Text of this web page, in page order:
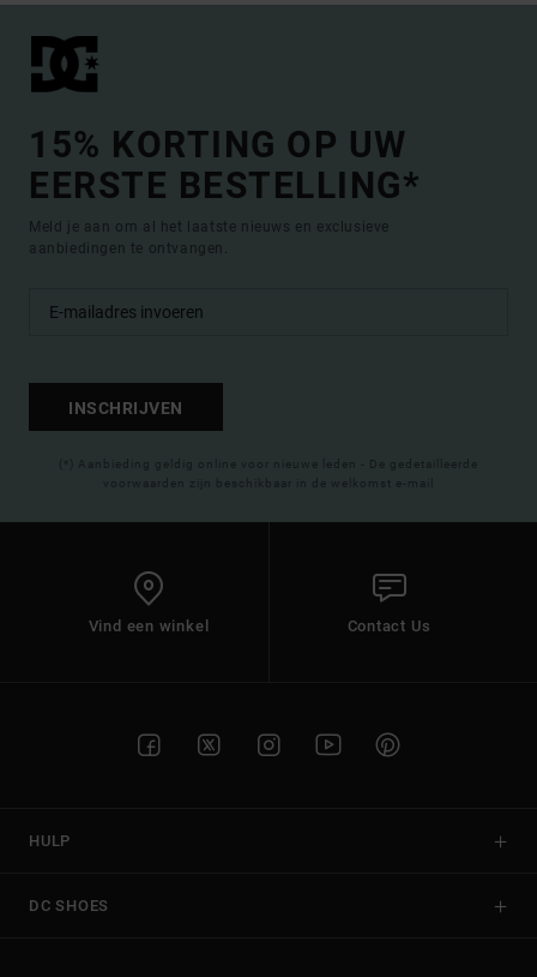
15% KORTING OP UW
EERSTE BESTELLING*
Meld je aan om al het laatste nieuws en exclusieve
aanbiedingen te ontvangen.
INSCHRIJVEN
(*) Aanbieding geldig online voor nieuwe leden - De gedetailleerde
voorwaarden zijn beschikbaar in de welkomst e-mail
Vind een winkel Contact Us
HULP
DC SHOES